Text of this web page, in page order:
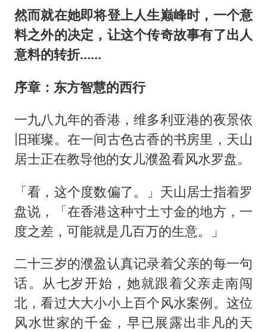
然而就在她即将登上人生巅峰时，一个意
料之外的决定，让这个传奇故事有了出人
意料的转折……
序章：东方智慧的西行
一九八九年的香港，维多利亚港的夜景依
旧璀璨。在一间古色古香的书房里，天山
居士正在教导他的女儿濮盈看风水罗盘。
「看，这个度数偏了。」天山居士指着罗
盘说，「在香港这种寸土寸金的地方，一
度之差，可能就是几百万的生意。」
二十三岁的濮盈认真记录着父亲的每一句
话。从七岁开始，她就跟着父亲走南闯
北，看过大大小小上百个风水案例。这位
风水世家的千金，早已展露出非凡的天